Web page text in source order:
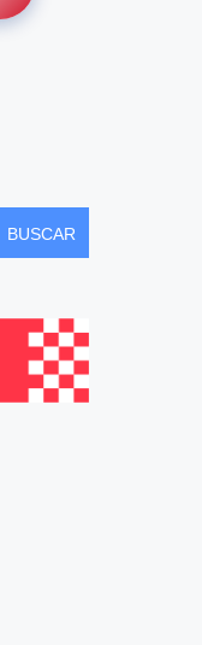
BUSCAR